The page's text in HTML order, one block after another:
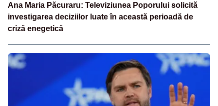
Ana Maria Păcuraru: Televiziunea Poporului solicită
investigarea deciziilor luate în această perioadă de
criză enegetică